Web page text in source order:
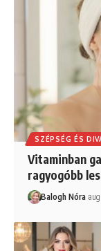
SZÉPSÉG ÉS
Vitaminban
ragyogóbb
Balogh Nóra